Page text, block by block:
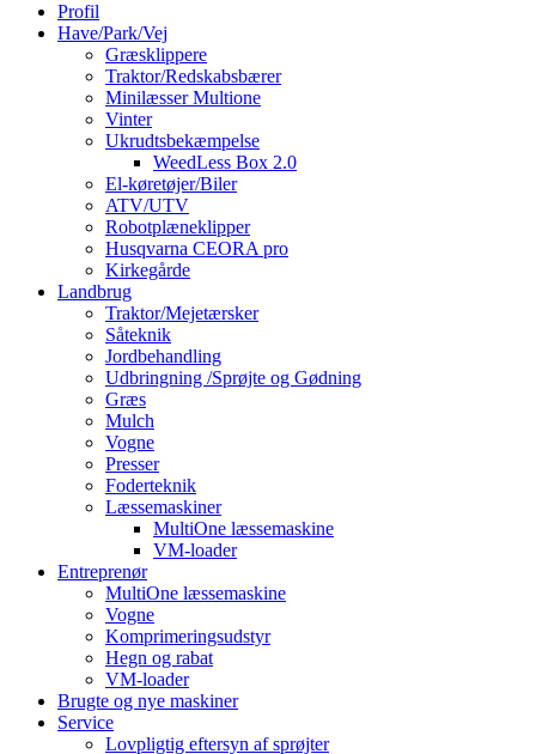
Profil
Have/Park/Vej
Græsklippere
Traktor/Redskabsbærer
Minilæsser Multione
Vinter
Ukrudtsbekæmpelse
WeedLess Box 2.0
El-køretøjer/Biler
ATV/UTV
Robotplæneklipper
Husqvarna CEORA pro
Kirkegårde
Landbrug
Traktor/Mejetærsker
Såteknik
Jordbehandling
Udbringning /Sprøjte og Gødning
Græs
Mulch
Vogne
Presser
Foderteknik
Læssemaskiner
MultiOne læssemaskine
VM-loader
Entreprenør
MultiOne læssemaskine
Vogne
Komprimeringsudstyr
Hegn og rabat
VM-loader
Brugte og nye maskiner
Service
Lovpligtig eftersyn af sprøjter